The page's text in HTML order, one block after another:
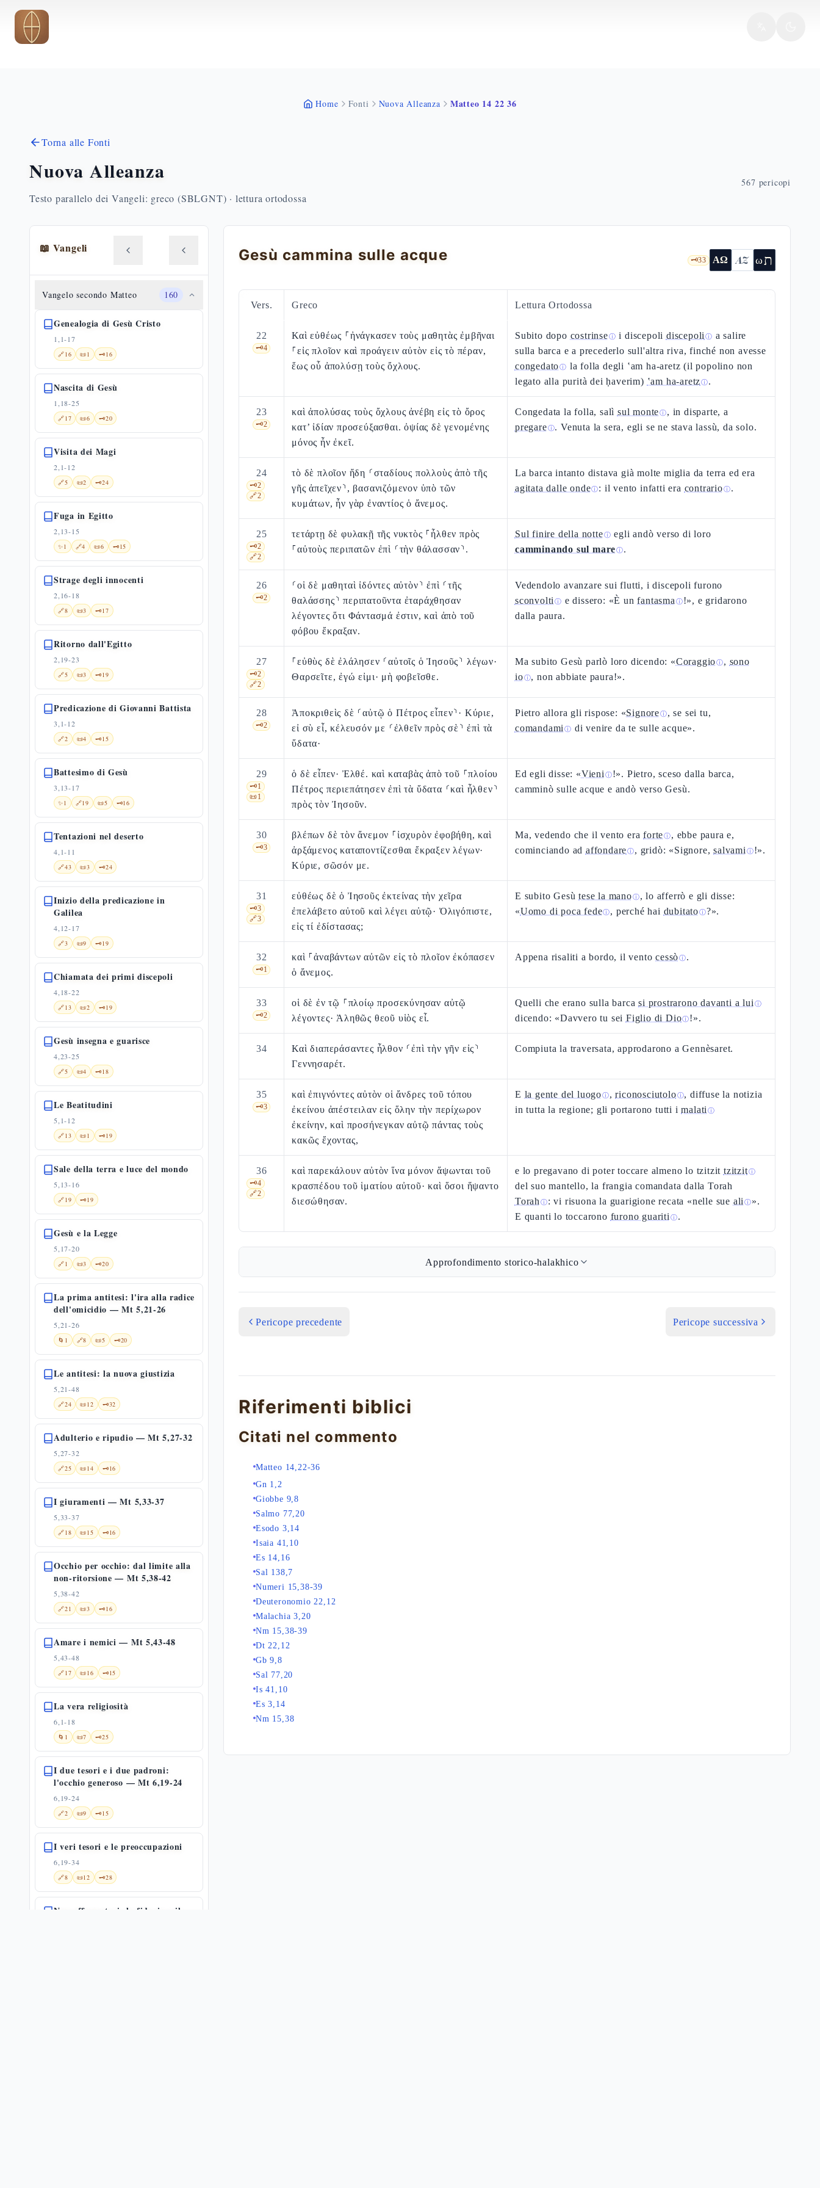
Vai al contenuto principale
Home Fonti Nuova Alleanza Matteo 14 22 36
Torna alle Fonti
Nuova Alleanza
Testo parallelo dei Vangeli: greco (SBLGNT) · lettura ortodossa
567 pericopi
📖 Vangeli
Vangelo secondo Matteo 160
Genealogia di Gesù Cristo
1,1-17
🔗16 📜1 🗝️16
Nascita di Gesù
1,18-25
🔗17 📜6 🗝️20
Visita dei Magi
2,1-12
🔗5 📜2 🗝️24
Fuga in Egitto
2,13-15
✨1 🔗4 📜6 🗝️15
Strage degli innocenti
2,16-18
🔗8 📜3 🗝️17
Ritorno dall'Egitto
2,19-23
🔗5 📜3 🗝️19
Predicazione di Giovanni Battista
3,1-12
🔗2 📜4 🗝️15
Battesimo di Gesù
3,13-17
✨1 🔗19 📜5 🗝️16
Tentazioni nel deserto
4,1-11
🔗43 📜3 🗝️24
Inizio della predicazione in
Galilea
4,12-17
🔗3 📜9 🗝️19
Chiamata dei primi discepoli
4,18-22
🔗13 📜2 🗝️19
Gesù insegna e guarisce
4,23-25
🔗5 📜4 🗝️18
Le Beatitudini
5,1-12
🔗13 📜1 🗝️19
Sale della terra e luce del mondo
5,13-16
🔗19 🗝️19
Gesù e la Legge
5,17-20
🔗1 📜3 🗝️20
La prima antitesi: l'ira alla radice
dell'omicidio — Mt 5,21-26
5,21-26
🌀 1 🔗8 📜5 🗝️20
Le antitesi: la nuova giustizia
5,21-48
🔗24 📜12 🗝️32
Adulterio e ripudio — Mt 5,27-32
5,27-32
🔗25 📜14 🗝️16
I giuramenti — Mt 5,33-37
5,33-37
🔗18 📜15 🗝️16
Occhio per occhio: dal limite alla
non-ritorsione — Mt 5,38-42
5,38-42
🔗21 📜3 🗝️16
Amare i nemici — Mt 5,43-48
5,43-48
🔗17 📜16 🗝️15
La vera religiosità
6,1-18
🌀 1 📜7 🗝️25
I due tesori e i due padroni:
l'occhio generoso — Mt 6,19-24
6,19-24
🔗2 📜9 🗝️15
I veri tesori e le preoccupazioni
6,19-34
🔗8 📜12 🗝️28
Non affannatevi: la fiducia e il
Gesù cammina sulle acque 🗝️33 ΑΩ AZ ωת
Vers. Greco Lettura Ortodossa
22
🗝️4
Καὶ εὐθέως ⸀ἠνάγκασεν τοὺς μαθητὰς ἐμβῆναι
⸀εἰς πλοῖον καὶ προάγειν αὐτὸν εἰς τὸ πέραν,
ἕως οὗ ἀπολύσῃ τοὺς ὄχλους.
Subito dopo costrinseⓘ i discepoli discepoli ⓘ a salire
sulla barca e a precederlo sull'altra riva, finché non avesse
congedatoⓘ la folla degli ʽam ha-aretz (il popolino non
legato alla purità dei ḥaverim) ʽam ha-aretzⓘ.
23
🗝️2
καὶ ἀπολύσας τοὺς ὄχλους ἀνέβη εἰς τὸ ὄρος
κατ’ ἰδίαν προσεύξασθαι. ὀψίας δὲ γενομένης
μόνος ἦν ἐκεῖ.
Congedata la folla, salì sul monteⓘ, in disparte, a
pregareⓘ. Venuta la sera, egli se ne stava lassù, da solo.
24
🗝️2
🔗2
τὸ δὲ πλοῖον ἤδη ⸂σταδίους πολλοὺς ἀπὸ τῆς
γῆς ἀπεῖχεν⸃, βασανιζόμενον ὑπὸ τῶν
κυμάτων, ἦν γὰρ ἐναντίος ὁ ἄνεμος.
La barca intanto distava già molte miglia da terra ed era
agitata dalle ondeⓘ: il vento infatti era contrarioⓘ.
25
🗝️2
🔗2
τετάρτῃ δὲ φυλακῇ τῆς νυκτὸς ⸀ἦλθεν πρὸς
⸀αὐτοὺς περιπατῶν ἐπὶ ⸂τὴν θάλασσαν⸃.
Sul finire della notteⓘ egli andò verso di loro
camminando sul mareⓘ.
26
🗝️2
⸂οἱ δὲ μαθηταὶ ἰδόντες αὐτὸν⸃ ἐπὶ ⸂τῆς
θαλάσσης⸃ περιπατοῦντα ἐταράχθησαν
λέγοντες ὅτι Φάντασμά ἐστιν, καὶ ἀπὸ τοῦ
φόβου ἔκραξαν.
Vedendolo avanzare sui flutti, i discepoli furono
sconvolti ⓘ e dissero: «È unfantasma ⓘ!», e gridarono
dalla paura.
27
🗝️2
🔗2
⸀εὐθὺς δὲ ἐλάλησεν ⸂αὐτοῖς ὁ Ἰησοῦς⸃ λέγων·
Θαρσεῖτε, ἐγώ εἰμι· μὴ φοβεῖσθε.
Ma subito Gesù parlò loro dicendo: «Coraggioⓘ, sono
ioⓘ, non abbiate paura!».
28
🗝️2
Ἀποκριθεὶς δὲ ⸂αὐτῷ ὁ Πέτρος εἶπεν⸃· Κύριε,
εἰ σὺ εἶ, κέλευσόν με ⸂ἐλθεῖν πρὸς σὲ⸃ ἐπὶ τὰ
ὕδατα·
Pietro allora gli rispose: «Signoreⓘ, se sei tu,
comandami ⓘ di venire da te sulle acque».
29
🗝️1
📜1
ὁ δὲ εἶπεν· Ἐλθέ. καὶ καταβὰς ἀπὸ τοῦ ⸀πλοίου
Πέτρος περιεπάτησεν ἐπὶ τὰ ὕδατα ⸂καὶ ἦλθεν⸃
πρὸς τὸν Ἰησοῦν.
Ed egli disse: «Vieni ⓘ!». Pietro, sceso dalla barca,
camminò sulle acque e andò verso Gesù.
30
🗝️3
βλέπων δὲ τὸν ἄνεμον ⸀ἰσχυρὸν ἐφοβήθη, καὶ
ἀρξάμενος καταποντίζεσθαι ἔκραξεν λέγων·
Κύριε, σῶσόν με.
Ma, vedendo che il vento eraforteⓘ, ebbe paura e,
cominciando ad affondareⓘ, gridò: «Signore,salvami ⓘ!».
31
🗝️3
🔗3
εὐθέως δὲ ὁ Ἰησοῦς ἐκτείνας τὴν χεῖρα
ἐπελάβετο αὐτοῦ καὶ λέγει αὐτῷ· Ὀλιγόπιστε,
εἰς τί ἐδίστασας;
E subito Gesùtese la manoⓘ, lo afferrò e gli disse:
«Uomo di poca fedeⓘ, perché hai dubitatoⓘ?».
32
🗝️1
καὶ ⸀ἀναβάντων αὐτῶν εἰς τὸ πλοῖον ἐκόπασεν
ὁ ἄνεμος.
Appena risaliti a bordo, il ventocessòⓘ.
33
🗝️2
οἱ δὲ ἐν τῷ ⸀πλοίῳ προσεκύνησαν αὐτῷ
λέγοντες· Ἀληθῶς θεοῦ υἱὸς εἶ.
Quelli che erano sulla barcasi prostrarono davanti a lui ⓘ
dicendo: «Davvero tu sei Figlio di Dioⓘ!».
34
Καὶ διαπεράσαντες ἦλθον ⸂ἐπὶ τὴν γῆν εἰς⸃
Γεννησαρέτ.
Compiuta la traversata, approdarono a Gennèsaret.
35
🗝️3
καὶ ἐπιγνόντες αὐτὸν οἱ ἄνδρες τοῦ τόπου
ἐκείνου ἀπέστειλαν εἰς ὅλην τὴν περίχωρον
ἐκείνην, καὶ προσήνεγκαν αὐτῷ πάντας τοὺς
κακῶς ἔχοντας,
E la gente del luogoⓘ,riconosciutoloⓘ, diffuse la notizia
in tutta la regione; gli portarono tutti imalati ⓘ
36
🗝️4
🔗2
καὶ παρεκάλουν αὐτὸν ἵνα μόνον ἅψωνται τοῦ
κρασπέδου τοῦ ἱματίου αὐτοῦ· καὶ ὅσοι ἥψαντο
διεσώθησαν.
e lo pregavano di poter toccare almeno lo tzitzit tzitzitⓘ
del suo mantello, la frangia comandata dalla Torah
Torah ⓘ: vi risuona la guarigione recata «nelle sue ali ⓘ».
E quanti lo toccarono furono guariti ⓘ.
Approfondimento storico-halakhico
Pericope precedente Pericope successiva
Riferimenti biblici
Citati nel commento
Matteo 14,22-36
Gn 1,2
Giobbe 9,8
Salmo 77,20
Esodo 3,14
Isaia 41,10
Es 14,16
Sal 138,7
Numeri 15,38-39
Deuteronomio 22,12
Malachia 3,20
Nm 15,38-39
Dt 22,12
Gb 9,8
Sal 77,20
Is 41,10
Es 3,14
Nm 15,38